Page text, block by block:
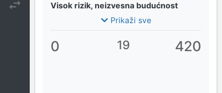
Visok rizik, neizvesna budućnost
Prikaži sve
0 19 420